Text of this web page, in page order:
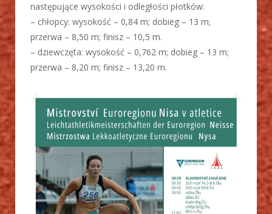
następujące wysokości i odległości płotków:
– chłopcy: wysokość – 0,84 m; dobieg – 13 m;
przerwa – 8,50 m; finisz – 10,5 m.
– dziewczęta: wysokość – 0,762 m; dobieg – 13 m;
przerwa – 8,20 m; finisz – 13,20 m.